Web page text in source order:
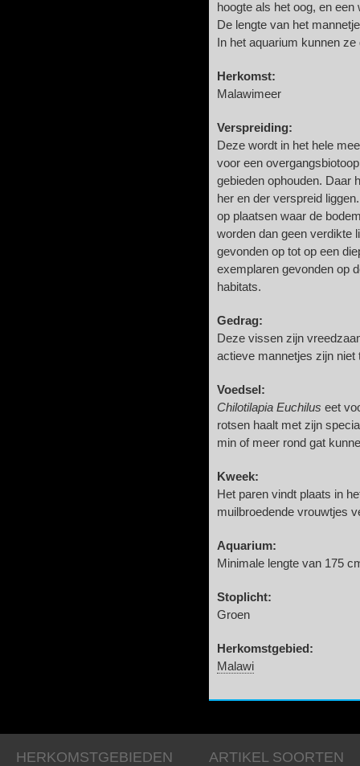
hoogte als het oog, en
De lengte van het
In het aquarium kunnen
Herkomst:
Malawimeer
Verspreiding:
Deze wordt in het hele
voor een
gebieden ophouden. Daar
her en der verspreid
op plaatsen waar de
worden dan geen verdikte
gevonden op tot op een
exemplaren gevonden op
habitats.
Gedrag:
Deze vissen zijn
actieve mannetjes zijn niet
Voedsel:
Chilotilapia Euchilus eet
rotsen haalt met zijn
min of meer rond gat
Kweek:
Het paren vindt plaats in
muilbroedende vrouwtjes
Aquarium:
Minimale lengte van 175
Stoplicht:
Groen
Herkomstgebied:
Malawi
HERKOMSTGEBIEDEN ARTIKEL SOORTEN